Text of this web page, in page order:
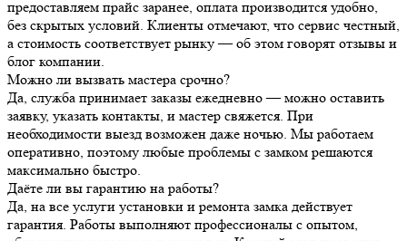
предоставляем прайс заранее, оплата производится удобно,
без скрытых условий. Клиенты отмечают, что сервис честный,
а стоимость соответствует рынку — об этом говорят отзывы и
блог компании.
Можно ли вызвать мастера срочно?
Да, служба принимает заказы ежедневно — можно оставить
заявку, указать контакты, и мастер свяжется. При
необходимости выезд возможен даже ночью. Мы работаем
оперативно, поэтому любые проблемы с замком решаются
максимально быстро.
Даёте ли вы гарантию на работы?
Да, на все услуги установки и ремонта замка действует
гарантия. Работы выполняют профессионалы с опытом,